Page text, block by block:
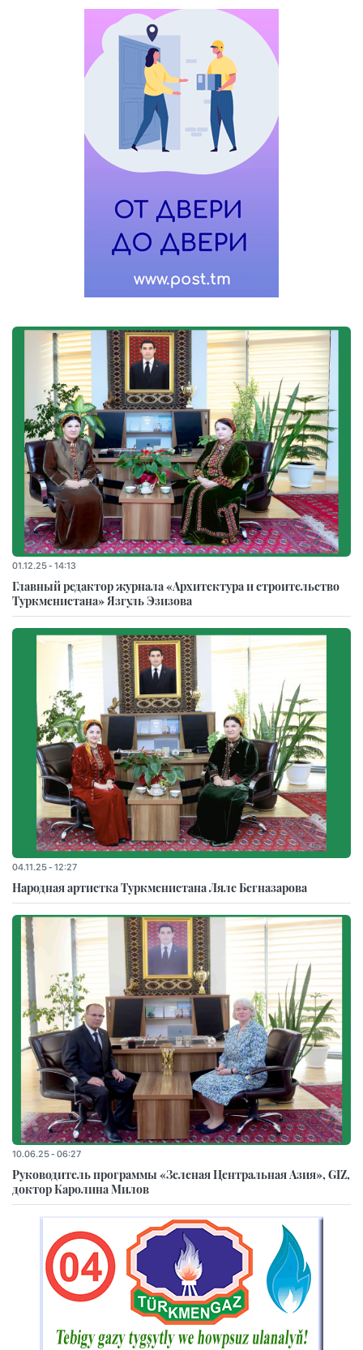
01.12.25 - 14:13
Главный редактор журнала «Архитектура и строительство
Туркменистана» Язгуль Эзизова
04.11.25 - 12:27
Народная артистка Туркменистана Ляле Бегназарова
10.06.25 - 06:27
Руководитель программы «Зеленая Центральная Азия», GIZ,
доктор Каролина Милов